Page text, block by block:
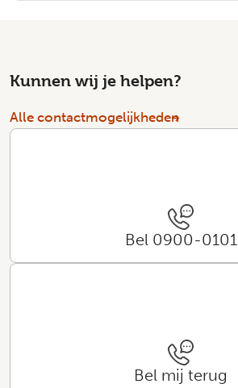
Kunnen wij je helpen?
Alle contactmogelijkheden
Bel 0900-0101
Bel mij terug